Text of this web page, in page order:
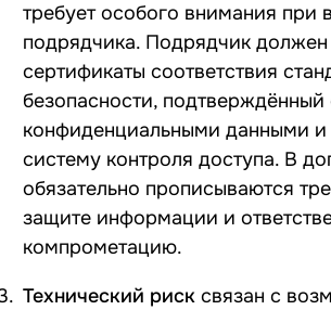
требует особого внимания при
подрядчика. Подрядчик
сертификаты соответствия
безопасности, подтверждённый
конфиденциальными данными и
систему контроля доступа. В
обязательно прописываются
защите информации и
компрометацию.
Технический риск связан с